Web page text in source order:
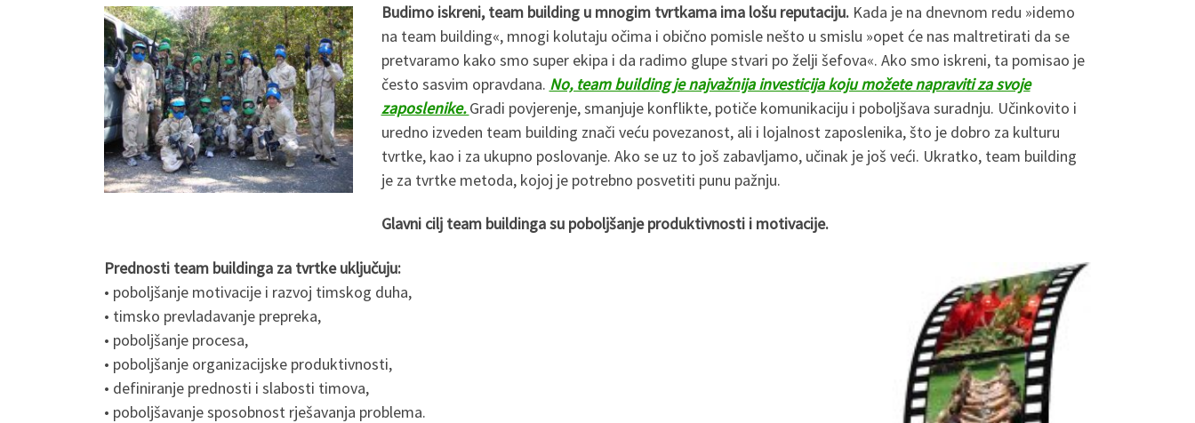
Budimo iskreni, team building u mnogim tvrtkama ima lošu reputaciju.Kada je na dnevnom redu »idemo
na team building«, mnogi kolutaju očima i obično pomisle nešto u smislu »opet će nas maltretirati da se
pretvaramo kako smo super ekipa i da radimo glupe stvari po želji šefova«. Ako smo iskreni, ta pomisao je
često sasvim opravdana. No, team building je najvažnija investicija koju možete napraviti za svoje
zaposlenike.Gradi povjerenje, smanjuje konflikte, potiče komunikaciju i poboljšava suradnju. Učinkovito i
uredno izveden team building znači veću povezanost, ali i lojalnost zaposlenika, što je dobro za kulturu
tvrtke, kao i za ukupno poslovanje. Ako se uz to još zabavljamo, učinak je još veći. Ukratko, team building
je za tvrtke metoda, kojoj je potrebno posvetiti punu pažnju.
Glavni cilj team buildingasu poboljšanje produktivnosti i motivacije.
Prednosti team buildinga za tvrtke uključuju:
• poboljšanje motivacije i razvoj timskog duha,
• timsko prevladavanje prepreka,
• poboljšanje procesa,
• poboljšanje organizacijske produktivnosti,
• definiranje prednosti i slabosti timova,
• poboljšavanje sposobnost rješavanja problema.